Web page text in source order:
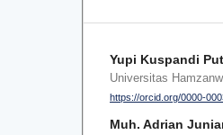
Yupi Kuspandi
Universitas
https://orcid.org/0000-
Muh. Adrian